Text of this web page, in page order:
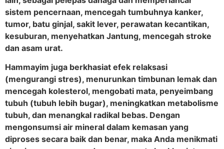
sistem pencernaan, mencegah tumbuhnya kanker,
tumor, batu ginjal, sakit lever, perawatan kecantikan,
kesuburan, menyehatkan Jantung, mencegah stroke
dan asam urat.
Hammayim juga berkhasiat efek relaksasi
(mengurangi stres), menurunkan timbunan lemak dan
mencegah kolesterol, mengobati mata, penyeimbang
tubuh (tubuh lebih bugar), meningkatkan metabolisme
tubuh, dan menangkal radikal bebas. Dengan
mengonsumsi air mineral dalam kemasan yang
diproses secara baik dan benar, maka Anda menikmati